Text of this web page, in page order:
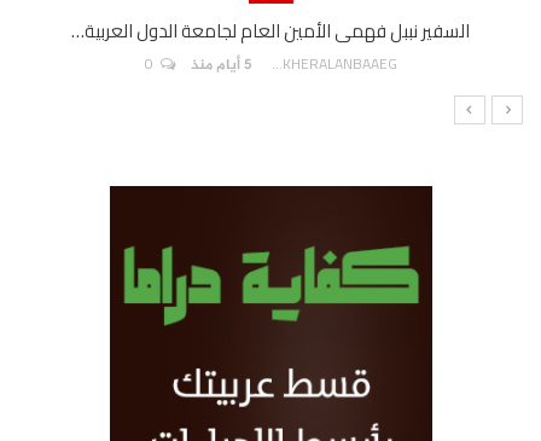
السفير نببل فهمى الأمين العام لجامعة الدول العربية…
AKHERALANBAAEG 5 أيام منذ